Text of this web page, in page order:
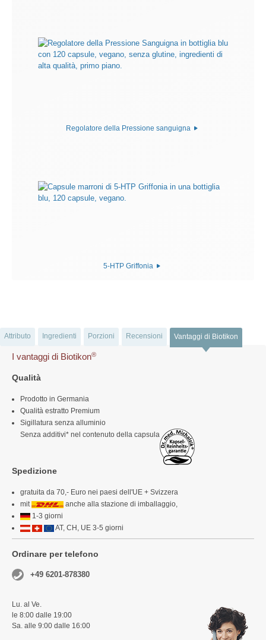
Regolatore della Pressione sanguigna
5-HTP Griffonia
Attributo Ingredienti Porzioni Recensioni Vantaggi di Biotikon
I vantaggi di Biotikon®
Qualità
Prodotto in Germania
Qualità estratto Premium
Sigillatura senza alluminio
Senza additivi* nel contenuto della capsula
Spedizione
gratuita da 70,- Euro nei paesi dell'UE + Svizzera
mit
anche alla stazione di imballaggio,
1-3 giorni
AT, CH, UE 3-5 giorni
Ordinare per telefono
+49 6201-878380
Lu. al Ve.
le 8:00 dalle 19:00
Sa. alle 9:00 dalle 16:00